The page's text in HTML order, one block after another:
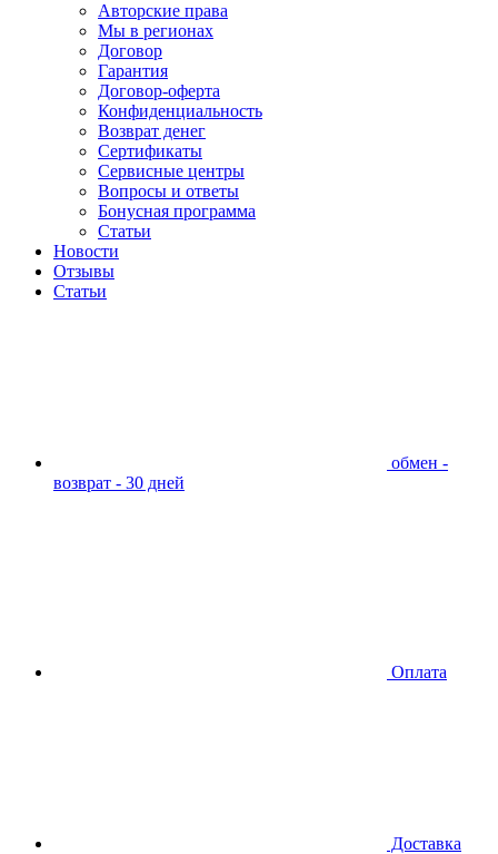
Авторские права
Мы в регионах
Договор
Гарантия
Договор-оферта
Конфиденциальность
Возврат денег
Сертификаты
Сервисные центры
Вопросы и ответы
Бонусная программа
Статьи
Новости
Отзывы
Статьи
обмен -
возврат - 30 дней
Оплата
Доставка